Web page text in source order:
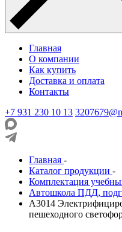
Главная
О компании
Как купить
Доставка и оплата
Контакты
+7 931 230 10 13
Главная -
Каталог продукции -
Комплектация
Автошкола ПДД,
А3014
пешеходного